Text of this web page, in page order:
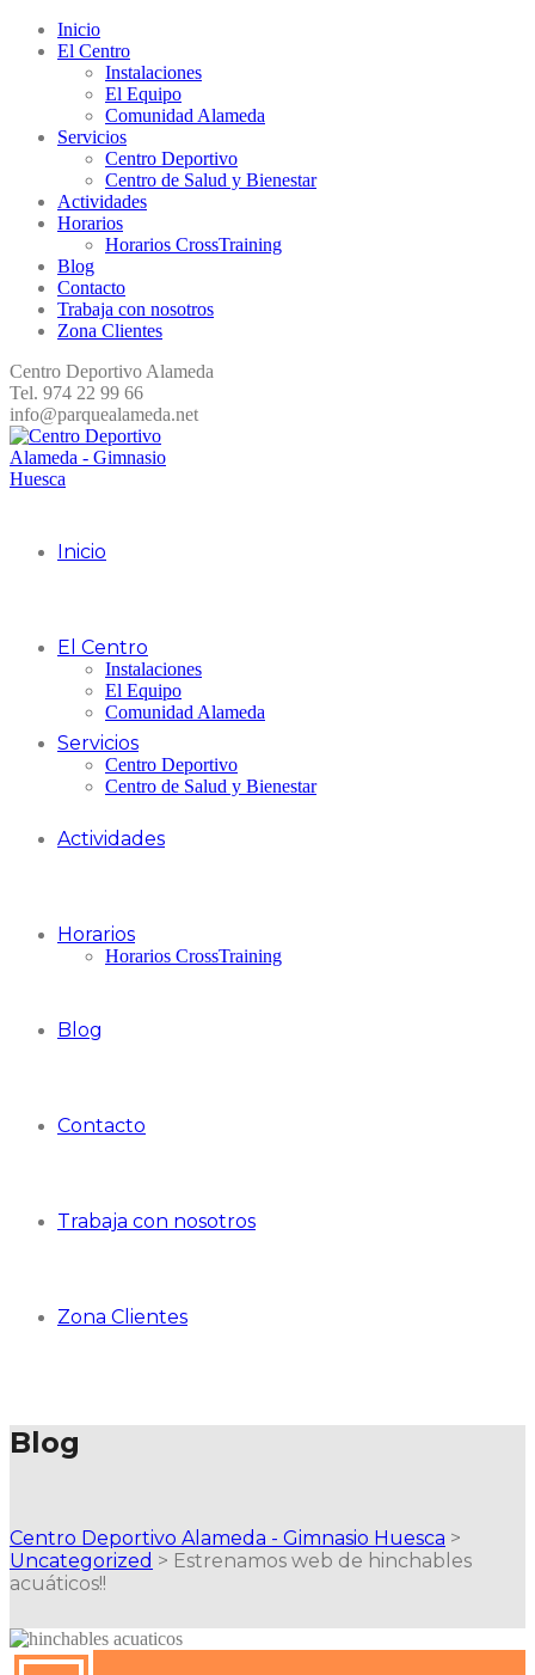
Inicio
El Centro
Instalaciones
El Equipo
Comunidad Alameda
Servicios
Centro Deportivo
Centro de Salud y Bienestar
Actividades
Horarios
Horarios CrossTraining
Blog
Contacto
Trabaja con nosotros
Zona Clientes
Centro Deportivo Alameda
Tel. 974 22 99 66
info@parquealameda.net
Inicio
El Centro
Instalaciones
El Equipo
Comunidad Alameda
Servicios
Centro Deportivo
Centro de Salud y Bienestar
Actividades
Horarios
Horarios CrossTraining
Blog
Contacto
Trabaja con nosotros
Zona Clientes
Blog
Centro Deportivo Alameda - Gimnasio Huesca >
Uncategorized > Estrenamos web de hinchables
acuáticos!!